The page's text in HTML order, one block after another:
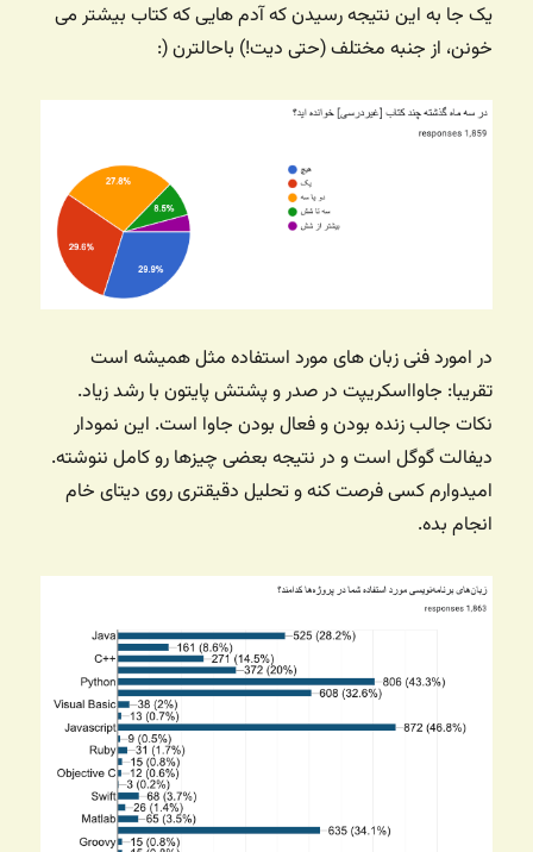
یک جا به این نتیجه رسیدن که آدم هایی که کتاب بیشتر می
خونن، از جنبه مختلف (حتی دیت!) باحالترن (:
در امورد فنی زبان های مورد استفاده مثل همیشه است
تقریبا: جاوااسکریپت در صدر و پشتش پایتون با رشد زیاد.
نکات جالب زنده بودن و فعال بودن جاوا است. این نمودار
دیفالت گوگل است و در نتیجه بعضی چیزها رو کامل ننوشته.
امیدوارم کسی فرصت کنه و تحلیل دقیقتری روی دیتای خام
انجام بده.